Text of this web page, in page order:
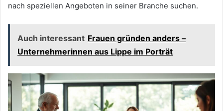
nach speziellen Angeboten in seiner Branche suchen.
Auch interessant Frauen gründen anders –
Unternehmerinnen aus Lippe im Porträt